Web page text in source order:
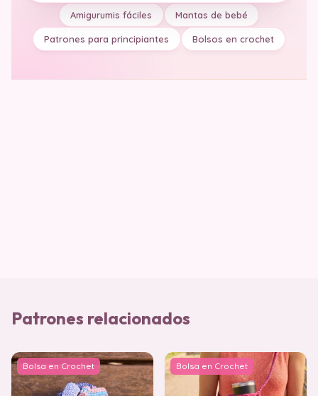
Amigurumis fáciles Mantas de bebé
Patrones para principiantes Bolsos en crochet
Patrones relacionados
Bolsa en Crochet Bolsa en Crochet